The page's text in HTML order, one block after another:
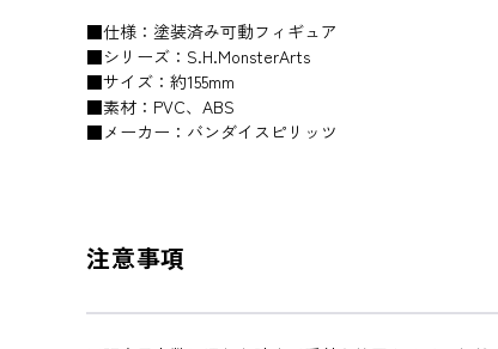
■仕様：塗装済み可動フィギュア
■シリーズ：S.H.MonsterArts
■サイズ：約155mm
■素材：PVC、ABS
■メーカー：バンダイスピリッツ
注意事項